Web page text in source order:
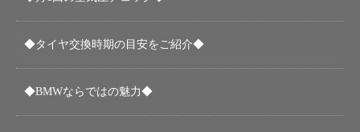
◆タイヤ交換時期の目安をご紹介◆
◆BMWならではの魅力◆